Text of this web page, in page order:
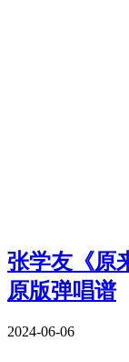
张学友《原
原版弹唱谱
2024-06-06